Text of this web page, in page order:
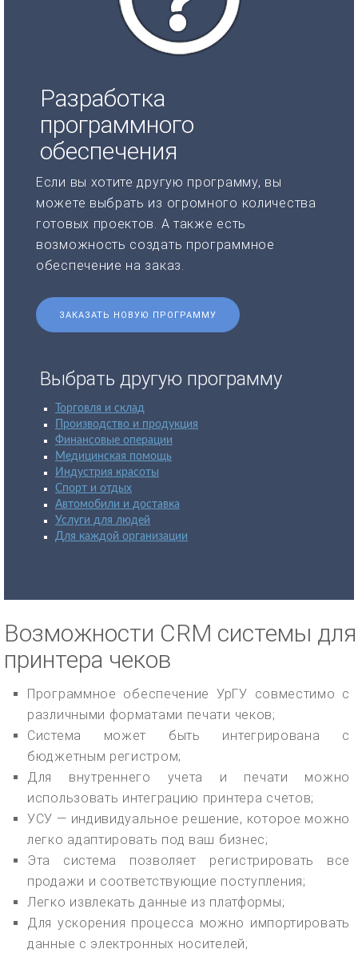
Разработка
программного
обеспечения
Если вы хотите другую программу, вы
можете выбрать из огромного количества
готовых проектов. А также есть
возможность создать программное
обеспечение на заказ.
ЗАКАЗАТЬ НОВУЮ ПРОГРАММУ
Выбрать другую программу
Торговля и склад
Производство и продукция
Финансовые операции
Медицинская помощь
Индустрия красоты
Спорт и отдых
Автомобили и доставка
Услуги для людей
Для каждой организации
Возможности CRM системы для
принтера чеков
Программное обеспечение УрГУ совместимо с
различными форматами печати чеков;
Система может быть интегрирована с
бюджетным регистром;
Для внутреннего учета и печати можно
использовать интеграцию принтера счетов;
УСУ — индивидуальное решение, которое можно
легко адаптировать под ваш бизнес;
Эта система позволяет регистрировать все
продажи и соответствующие поступления;
Легко извлекать данные из платформы;
Для ускорения процесса можно импортировать
данные с электронных носителей;